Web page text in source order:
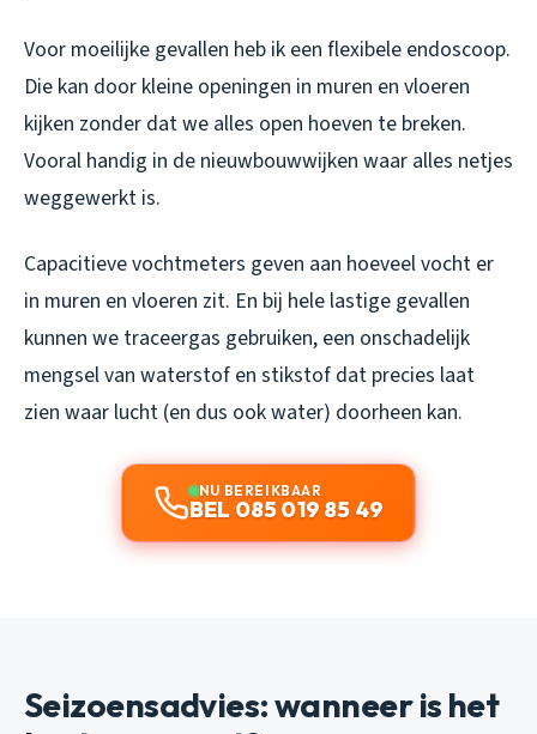
Voor moeilijke gevallen heb ik een flexibele endoscoop.
Die kan door kleine openingen in muren en vloeren
kijken zonder dat we alles open hoeven te breken.
Vooral handig in de nieuwbouwwijken waar alles netjes
weggewerkt is.
Capacitieve vochtmeters geven aan hoeveel vocht er
in muren en vloeren zit. En bij hele lastige gevallen
kunnen we traceergas gebruiken, een onschadelijk
mengsel van waterstof en stikstof dat precies laat
zien waar lucht (en dus ook water) doorheen kan.
NU BEREIKBAAR
BEL 085 019 85 49
Seizoensadvies: wanneer is het